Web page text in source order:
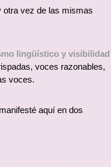
otra vez de las mismas
lingüístico y visibilidad
voces razonables,
voces.
aquí en dos